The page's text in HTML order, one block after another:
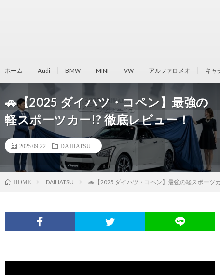
ホーム Audi BMW MINI VW アルファロメオ キャ
🚗【2025 ダイハツ・コペン】最強の
軽スポーツカー!? 徹底レビュー！
2025.09.22 DAIHATSU
HOME DAIHATSU 🚗【2025 ダイハツ・コペン】最強の軽スポーツ